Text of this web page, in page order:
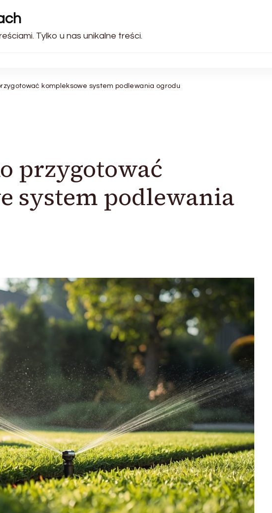
Tylko u nas unikalne treści.
kompleksowe system podlewania ogrodu
przygotować
system podlewania